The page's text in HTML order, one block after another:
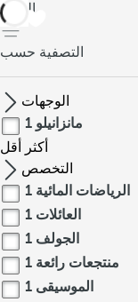
العودة
التصفية حسب
الوجهات
مانزانيلو 1
أكثر
أقل
التخصص
الرياضات المائية 1
العائلات 1
الجولف 1
منتجعات رائعة 1
الموسيقى 1